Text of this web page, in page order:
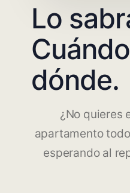
Lo
dónde.
¿No quieres
apartamento
esperando al